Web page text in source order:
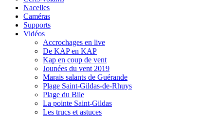
Nacelles
Caméras
Supports
Vidéos
Accrochages en live
De KAP en KAP
Kap en coup de vent
Jounées du vent 2019
Marais salants de Guérande
Plage Saint-Gildas-de-Rhuys
Plage du Bile
La pointe Saint-Gildas
Les trucs et astuces